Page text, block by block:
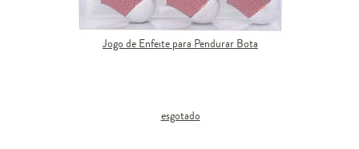
Jogo de Enfeite para Pendurar Bota
esgotado